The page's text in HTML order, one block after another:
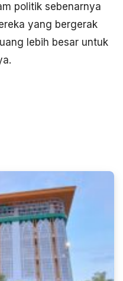
politik sebenarnya
yang bergerak
lebih besar untuk